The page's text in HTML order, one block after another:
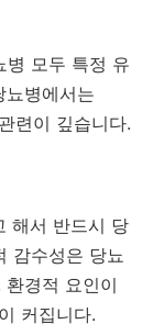
병 모두 특정 유
병에서는
련이 깊습니다.
해서 반드시 당
감수성은 당뇨
경적 요인이
커집니다.